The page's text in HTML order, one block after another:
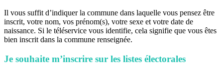
Il vous suffit d’indiquer la commune dans laquelle vous pensez être
inscrit, votre nom, vos prénom(s), votre sexe et votre date de
naissance. Si le téléservice vous identifie, cela signifie que vous êtes
bien inscrit dans la commune renseignée.
Je souhaite m’inscrire sur les listes électorales